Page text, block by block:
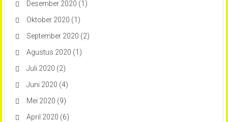
Desember 2020 (1)
Oktober 2020 (1)
September 2020 (2)
Agustus 2020 (1)
Juli 2020 (2)
Juni 2020 (4)
Mei 2020 (9)
April 2020 (6)